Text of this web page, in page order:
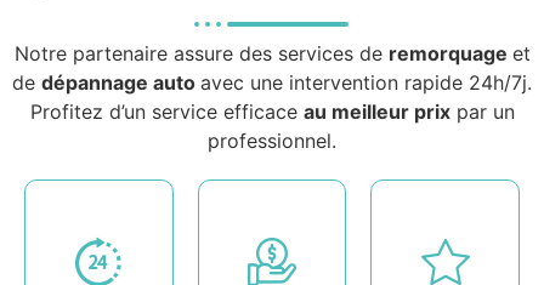
Notre partenaire assure des services de remorquage et
de dépannage auto avec une intervention rapide 24h/7j.
Profitez d’un service efficace au meilleur prixpar un
professionnel.